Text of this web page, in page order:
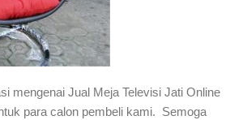
mengenai Jual Meja Televisi Jati Online
para calon pembeli kami. Semoga